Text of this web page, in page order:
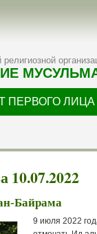
ПЕРВОГО ЛИЦА
10.07.2022
Байрама
9 июля 2022